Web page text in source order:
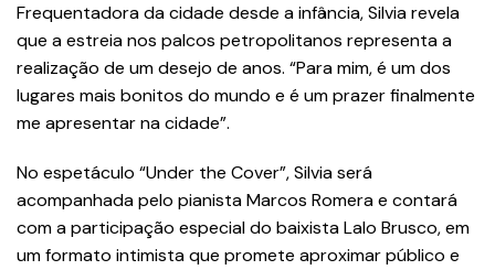
Frequentadora da cidade desde a infância, Silvia revela
que a estreia nos palcos petropolitanos representa a
realização de um desejo de anos. “Para mim, é um dos
lugares mais bonitos do mundo e é um prazer finalmente
me apresentar na cidade”.
No espetáculo “Under the Cover”, Silvia será
acompanhada pelo pianista Marcos Romera e contará
com a participação especial do baixista Lalo Brusco, em
um formato intimista que promete aproximar público e